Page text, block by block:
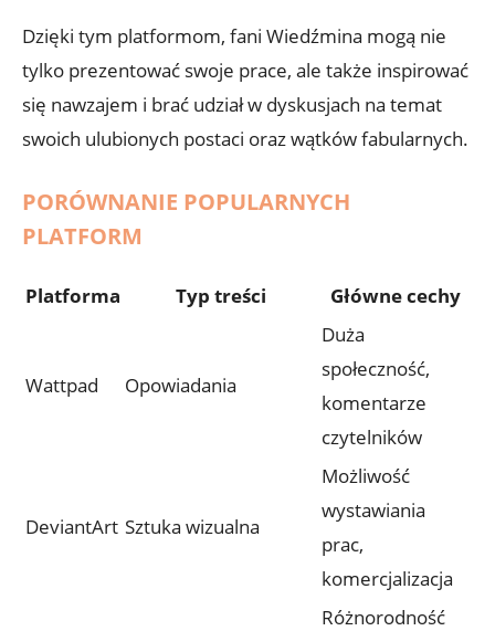
Dzięki tym platformom, fani Wiedźmina mogą nie
tylko prezentować swoje prace, ale także inspirować
się nawzajem i brać udział w dyskusjach na temat
swoich ulubionych postaci oraz wątków fabularnych.
PORÓWNANIE POPULARNYCH
PLATFORM
Platforma Typ treści Główne cechy
Wattpad Opowiadania
Duża
społeczność,
komentarze
czytelników
DeviantArt Sztuka wizualna
Możliwość
wystawiania
prac,
komercjalizacja
Różnorodność